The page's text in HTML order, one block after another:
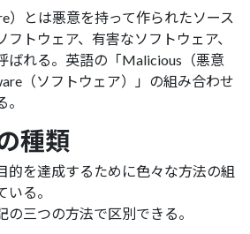
）とは悪意を持って作られたソース
トウェア、有害なソフトウェア、
ばれる。英語の「Malicious（悪意
（ソフトウェア）」の組み合わせ
種類
的を達成するために色々な方法の組
る。
の三つの方法で区別できる。